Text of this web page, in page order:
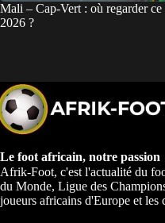
Mali – Cap-Vert : où regarder
2026 ?
Le foot africain, notre passion
Afrik-Foot, c'est l'actualité du
du Monde, Ligue des
joueurs africains d'Europe et les